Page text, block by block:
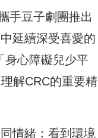
手豆子劇團推出
延續深受喜愛的
身心障礙兒少平
解CRC的重要精
情緒：看到環境